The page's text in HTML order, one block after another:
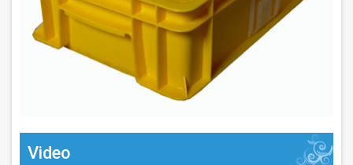
Video